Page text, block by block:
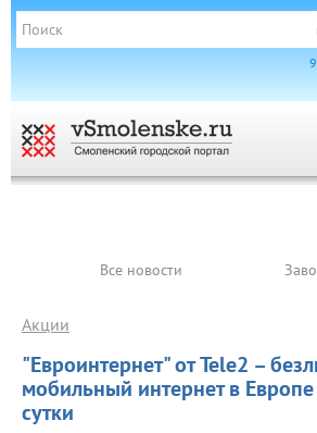
Все новости
"Евроинтернет" от Tele2 –
мобильный интернет в
сутки
Акции